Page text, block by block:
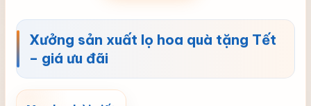
Xưởng sản xuất lọ hoa quà tặng Tết
– giá ưu đãi